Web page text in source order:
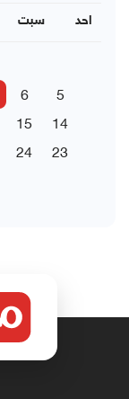
سبت احد
5
6
14
15
23
24